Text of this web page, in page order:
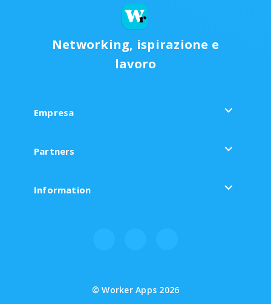
Networking, ispirazione e
lavoro
Empresa expand_more
Partners expand_more
Information expand_more
© Worker Apps 2026